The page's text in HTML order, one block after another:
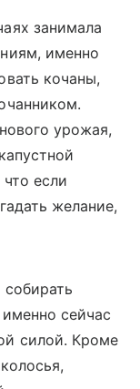
занимала
именно
кочаны,
урожая,
если
желание,
собирать
сейчас
силой. Кроме